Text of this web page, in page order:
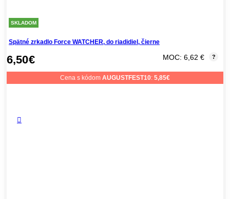
SKLADOM
Spätné zrkadlo Force WATCHER, do riadidiel, čierne
6,50€ MOC: 6,62 € ?
Cena s kódom AUGUSTFEST10: 5,85€